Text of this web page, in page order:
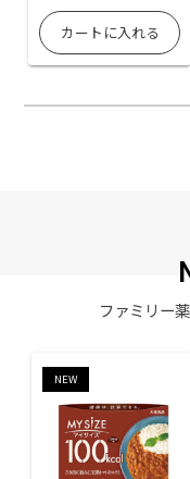
ファミリー
NEW